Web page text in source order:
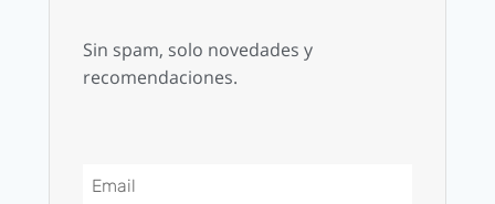
Sin spam, solo novedades y
recomendaciones.